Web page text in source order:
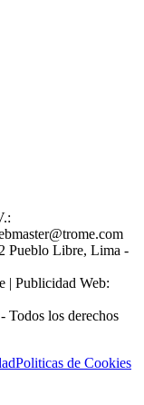
Pueblo Libre, Lima -
| Publicidad Web:
los derechos
Politicas de Cookies